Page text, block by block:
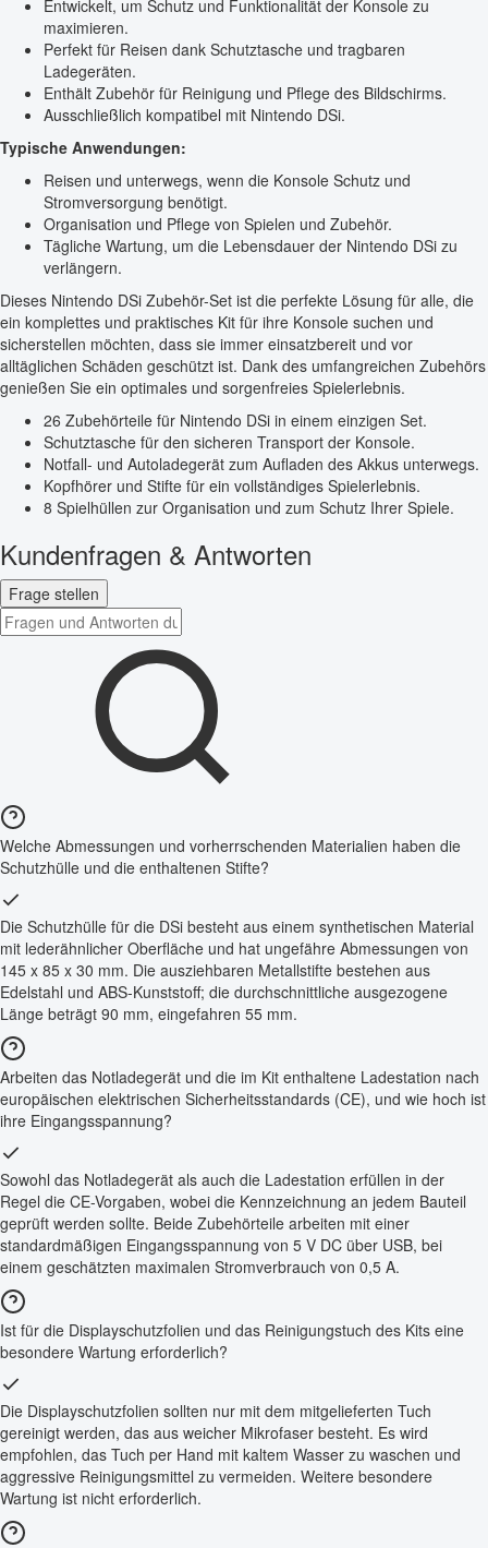
Entwickelt, um Schutz und Funktionalität der Konsole zu
maximieren.
Perfekt für Reisen dank Schutztasche und tragbaren
Ladegeräten.
Enthält Zubehör für Reinigung und Pflege des Bildschirms.
Ausschließlich kompatibel mit Nintendo DSi.
Typische Anwendungen:
Reisen und unterwegs, wenn die Konsole Schutz und
Stromversorgung benötigt.
Organisation und Pflege von Spielen und Zubehör.
Tägliche Wartung, um die Lebensdauer der Nintendo DSi zu
verlängern.
Dieses Nintendo DSi Zubehör-Set ist die perfekte Lösung für alle, die
ein komplettes und praktisches Kit für ihre Konsole suchen und
sicherstellen möchten, dass sie immer einsatzbereit und vor
alltäglichen Schäden geschützt ist. Dank des umfangreichen Zubehörs
genießen Sie ein optimales und sorgenfreies Spielerlebnis.
26 Zubehörteile für Nintendo DSi in einem einzigen Set.
Schutztasche für den sicheren Transport der Konsole.
Notfall- und Autoladegerät zum Aufladen des Akkus unterwegs.
Kopfhörer und Stifte für ein vollständiges Spielerlebnis.
8 Spielhüllen zur Organisation und zum Schutz Ihrer Spiele.
Kundenfragen & Antworten
Frage stellen
Welche Abmessungen und vorherrschenden Materialien haben die
Schutzhülle und die enthaltenen Stifte?
Die Schutzhülle für die DSi besteht aus einem synthetischen Material
mit lederähnlicher Oberfläche und hat ungefähre Abmessungen von
145 x 85 x 30 mm. Die ausziehbaren Metallstifte bestehen aus
Edelstahl und ABS-Kunststoff; die durchschnittliche ausgezogene
Länge beträgt 90 mm, eingefahren 55 mm.
Arbeiten das Notladegerät und die im Kit enthaltene Ladestation nach
europäischen elektrischen Sicherheitsstandards (CE), und wie hoch ist
ihre Eingangsspannung?
Sowohl das Notladegerät als auch die Ladestation erfüllen in der
Regel die CE-Vorgaben, wobei die Kennzeichnung an jedem Bauteil
geprüft werden sollte. Beide Zubehörteile arbeiten mit einer
standardmäßigen Eingangsspannung von 5 V DC über USB, bei
einem geschätzten maximalen Stromverbrauch von 0,5 A.
Ist für die Displayschutzfolien und das Reinigungstuch des Kits eine
besondere Wartung erforderlich?
Die Displayschutzfolien sollten nur mit dem mitgelieferten Tuch
gereinigt werden, das aus weicher Mikrofaser besteht. Es wird
empfohlen, das Tuch per Hand mit kaltem Wasser zu waschen und
aggressive Reinigungsmittel zu vermeiden. Weitere besondere
Wartung ist nicht erforderlich.